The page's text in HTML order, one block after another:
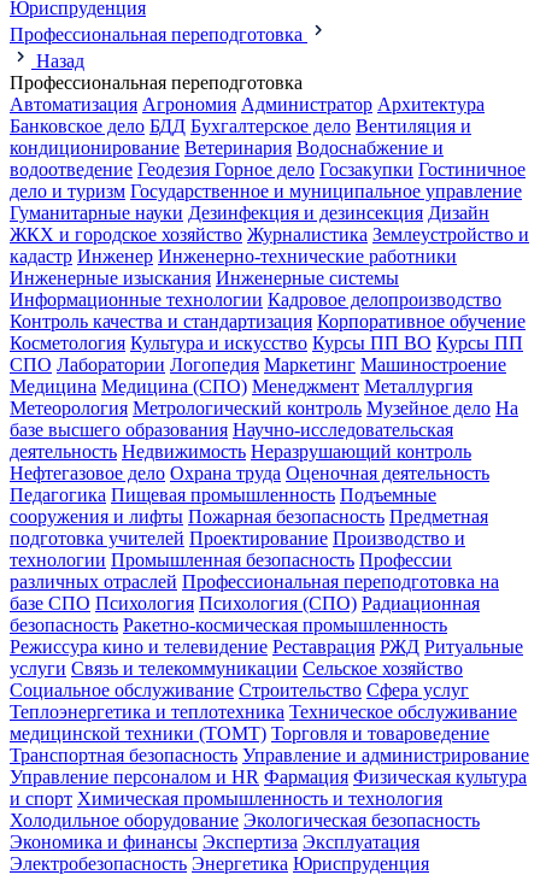
Юриспруденция
Профессиональная переподготовка
Назад
Профессиональная переподготовка
Автоматизация Агрономия Администратор Архитектура
Банковское дело БДД Бухгалтерское дело Вентиляция и
кондиционирование Ветеринария Водоснабжение и
водоотведение Геодезия Горное дело Госзакупки Гостиничное
дело и туризм Государственное и муниципальное управление
Гуманитарные науки Дезинфекция и дезинсекция Дизайн
ЖКХ и городское хозяйство Журналистика Землеустройство и
кадастр Инженер Инженерно-технические работники
Инженерные изыскания Инженерные системы
Информационные технологии Кадровое делопроизводство
Контроль качества и стандартизация Корпоративное обучение
Косметология Культура и искусство Курсы ПП ВО Курсы ПП
СПО Лаборатории Логопедия Маркетинг Машиностроение
Медицина Медицина (СПО) Менеджмент Металлургия
Метеорология Метрологический контроль Музейное дело На
базе высшего образования Научно-исследовательская
деятельность Недвижимость Неразрушающий контроль
Нефтегазовое дело Охрана труда Оценочная деятельность
Педагогика Пищевая промышленность Подъемные
сооружения и лифты Пожарная безопасность Предметная
подготовка учителей Проектирование Производство и
технологии Промышленная безопасность Профессии
различных отраслей Профессиональная переподготовка на
базе СПО Психология Психология (СПО) Радиационная
безопасность Ракетно-космическая промышленность
Режиссура кино и телевидение Реставрация РЖД Ритуальные
услуги Связь и телекоммуникации Сельское хозяйство
Социальное обслуживание Строительство Сфера услуг
Теплоэнергетика и теплотехника Техническое обслуживание
медицинской техники (ТОМТ) Торговля и товароведение
Транспортная безопасность Управление и администрирование
Управление персоналом и HR Фармация Физическая культура
и спорт Химическая промышленность и технология
Холодильное оборудование Экологическая безопасность
Экономика и финансы Экспертиза Эксплуатация
Электробезопасность Энергетика Юриспруденция